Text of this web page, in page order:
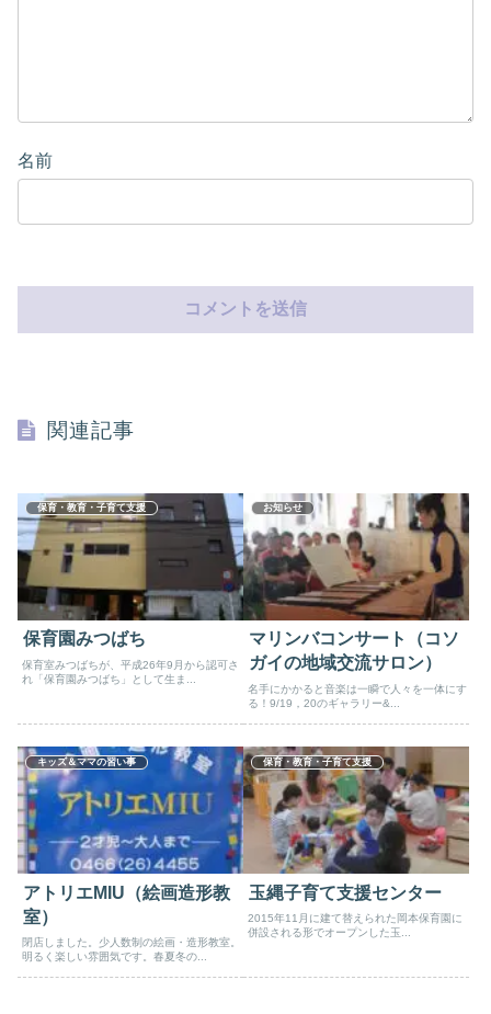
名前
関連記事
保育・教育・子育て支援
保育園みつばち
保育室みつばちが、平成26年9月から認可さ
れ「保育園みつばち」として生ま...
お知らせ
マリンバコンサート（コソ
ガイの地域交流サロン）
名手にかかると音楽は一瞬で人々を一体にす
る！9/19，20のギャラリー&...
キッズ＆ママの習い事
アトリエMIU（絵画造形教
室）
閉店しました。少人数制の絵画・造形教室。
明るく楽しい雰囲気です。春夏冬の...
保育・教育・子育て支援
玉縄子育て支援センター
2015年11月に建て替えられた岡本保育園に
併設される形でオープンした玉...